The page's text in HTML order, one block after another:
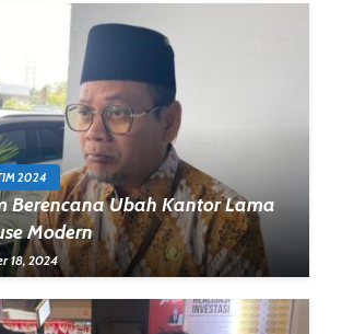
2024
Berencana Ubah Kantor Lama
Modern
18, 2024